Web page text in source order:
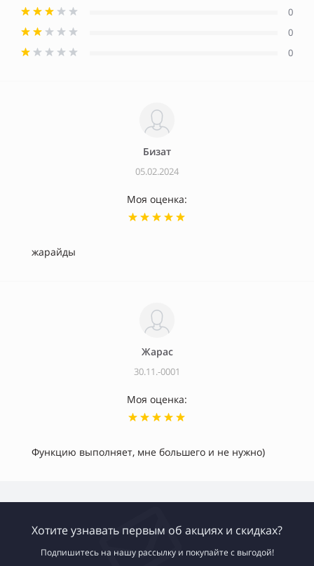
0
0
0
Бизат
05.02.2024
Моя оценка:
жарайды
Жарас
30.11.-0001
Моя оценка:
Функцию выполняет, мне большего и не нужно)
Хотите узнавать первым об акциях и скидках?
Подпишитесь на нашу рассылку и покупайте с выгодой!